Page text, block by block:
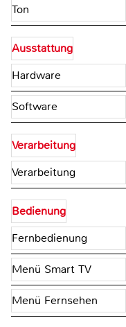
Ton
Ausstattung
Hardware
Software
Verarbeitung
Verarbeitung
Bedienung
Fernbedienung
Menü Smart TV
Menü Fernsehen